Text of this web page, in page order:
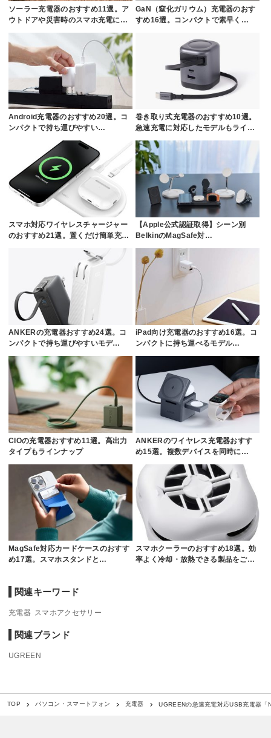
ソーラー充電器のおすすめ11選。ア
ウトドアや災害時のスマホ充電に…
GaN（窒化ガリウム）充電器のおす
すめ16選。コンパクトで素早く…
Android充電器のおすすめ20選。コ
ンパクトで持ち運びやすい…
巻き取り式充電器のおすすめ10選。
急速充電に対応したモデルもライ…
スマホ対応ワイヤレスチャージャー
のおすすめ21選。置くだけ簡単充…
【Apple公式認証取得】シーン別
BelkinのMagSafe対…
ANKERの充電器おすすめ24選。コ
ンパクトで持ち運びやすいモデ…
iPad向け充電器のおすすめ16選。コ
ンパクトに持ち運べるモデル…
CIOの充電器おすすめ11選。高出力
タイプもラインナップ
ANKERのワイヤレス充電器おすす
め15選。複数デバイスを同時に…
MagSafe対応カードケースのおすす
め17選。スマホスタンドと…
スマホクーラーのおすすめ18選。効
率よく冷却・放熱できる製品をご…
関連キーワード
充電器 スマホアクセサリー
関連ブランド
UGREEN
TOP パソコン・スマートフォン 充電器 UGREENの急速充電対応USB充電器